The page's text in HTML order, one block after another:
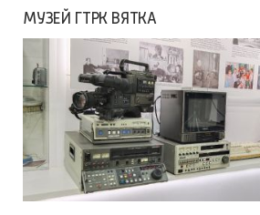
МУЗЕЙ ГТРК ВЯТКА